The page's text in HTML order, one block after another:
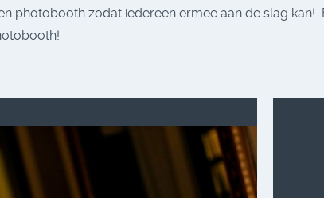
photobooth zodat iedereen ermee aan de slag kan!